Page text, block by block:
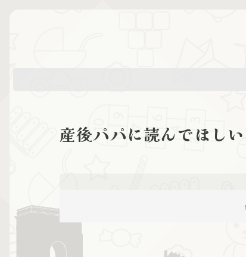
産後パパに読んでほし